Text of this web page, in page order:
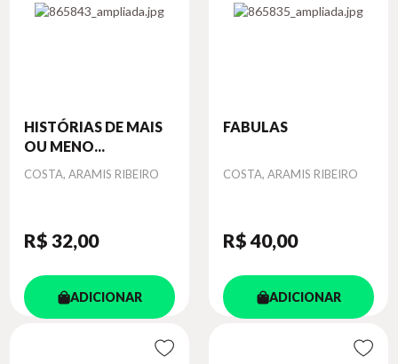
HISTÓRIAS DE MAIS
OU MENO...
Autor
COSTA, ARAMIS RIBEIRO
R$ 32,00
ADICIONAR
FABULAS
Autor
COSTA, ARAMIS RIBEIRO
R$ 40,00
ADICIONAR